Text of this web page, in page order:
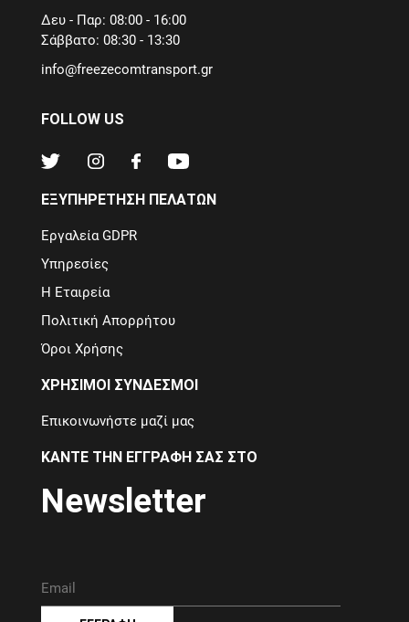
Δευ - Παρ: 08:00 - 16:00
Σάββατο: 08:30 - 13:30
info@freezecomtransport.gr
FOLLOW US
ΕΞΥΠΗΡΕΤΗΣΗ ΠΕΛΑΤΩΝ
Εργαλεία GDPR
Υπηρεσίες
Η Εταιρεία
Πολιτική Απορρήτου
Όροι Χρήσης
ΧΡΗΣΙΜΟΙ ΣΥΝΔΕΣΜΟΙ
Επικοινωνήστε μαζί μας
ΚΑΝΤΕ ΤΗΝ ΕΓΓΡΑΦΗ ΣΑΣ ΣΤΟ
Newsletter